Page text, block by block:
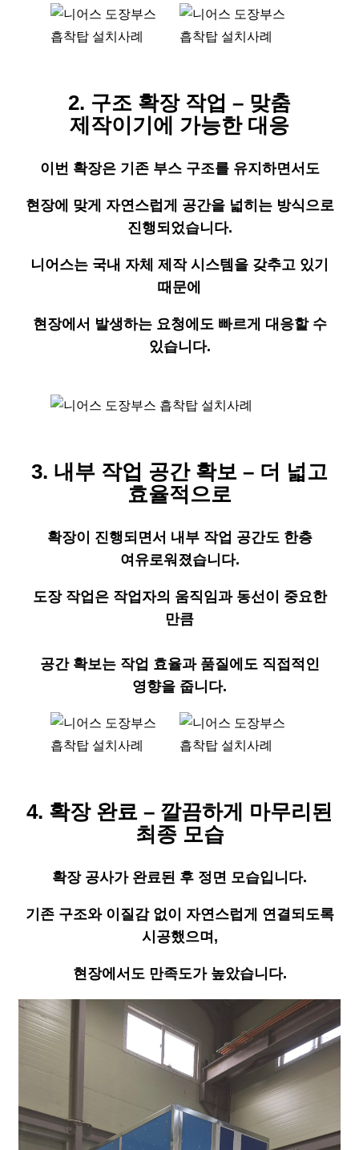
2. 구조 확장 작업 – 맞춤
제작이기에 가능한 대응
이번 확장은 기존 부스 구조를 유지하면서도
현장에 맞게 자연스럽게 공간을 넓히는 방식으로
진행되었습니다.
니어스는 국내 자체 제작 시스템을 갖추고 있기
때문에
현장에서 발생하는 요청에도 빠르게 대응할 수
있습니다.
3. 내부 작업 공간 확보 – 더 넓고
효율적으로
확장이 진행되면서 내부 작업 공간도 한층
여유로워졌습니다.
도장 작업은 작업자의 움직임과 동선이 중요한
만큼
공간 확보는 작업 효율과 품질에도 직접적인
영향을 줍니다.
4. 확장 완료 – 깔끔하게 마무리된
최종 모습
확장 공사가 완료된 후 정면 모습입니다.
기존 구조와 이질감 없이 자연스럽게 연결되도록
시공했으며,
현장에서도 만족도가 높았습니다.